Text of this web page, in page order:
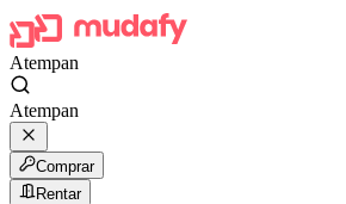
Atempan
Atempan
Comprar
Rentar